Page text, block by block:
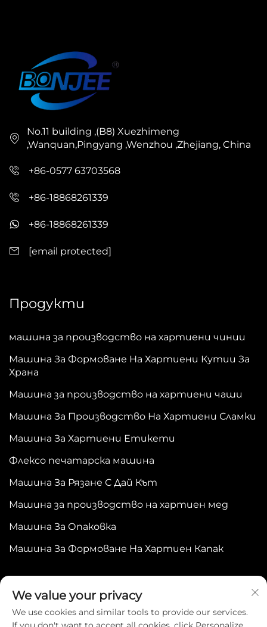
No.11 building ,(B8) Xuezhimeng
,Wanquan,Pingyang ,Wenzhou ,Zhejiang, China
+86-0577 63703568
+86-18868261339
+86-18868261339
[email protected]
Продукти
машина за производство на хартиени чинии
Машина За Формоване На Хартиени Кутии За
Храна
Машина за производство на хартиени чаши
Машина За Производство На Хартиени Сламки
Машина За Хартиени Етикети
Флексо печатарска машина
Машина За Рязане С Дай Кът
Машина за производство на хартиен мед
Машина За Опаковка
Машина За Формоване На Хартиен Капак
We value your privacy
We use cookies and similar tools to provide our services.